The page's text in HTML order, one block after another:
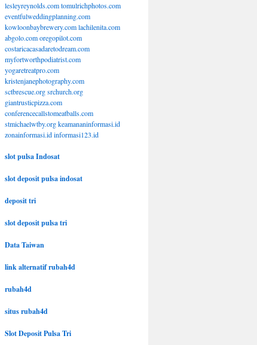
lesleyreynolds.comtomulrichphotos.com
eventfulweddingplanning.com
kowloonbaybrewery.comlachilenita.com
abgolo.comoregopilot.com
costaricacasadaretodream.com
myfortworthpodiatrist.com
yogaretreatpro.com
kristenjanephotography.com
sctbrescue.orgsrchurch.org
giantrusticpizza.com
conferencecallstomeatballs.com
stmichaelwtby.orgkeamananinformasi.id
zonainformasi.idinformasi123.id
slot pulsa Indosat
slot deposit pulsa indosat
deposit tri
slot deposit pulsa tri
Data Taiwan
link alternatif rubah4d
rubah4d
situs rubah4d
Slot Deposit Pulsa Tri